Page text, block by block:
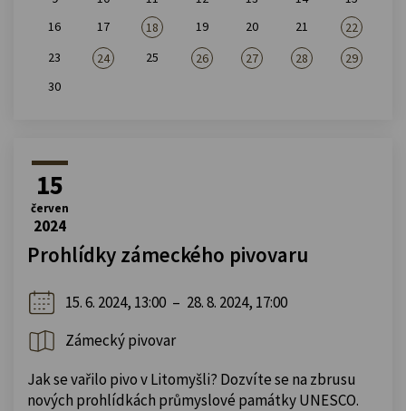
16
17 18 19 20 21
22
23
24 25 26 27 28
29
30
15
červen
2024
Prohlídky zámeckého pivovaru
15. 6. 2024, 13:00 – 28. 8. 2024, 17:00
Zámecký pivovar
Jak se vařilo pivo v Litomyšli? Dozvíte se na zbrusu
nových prohlídkách průmyslové památky UNESCO.